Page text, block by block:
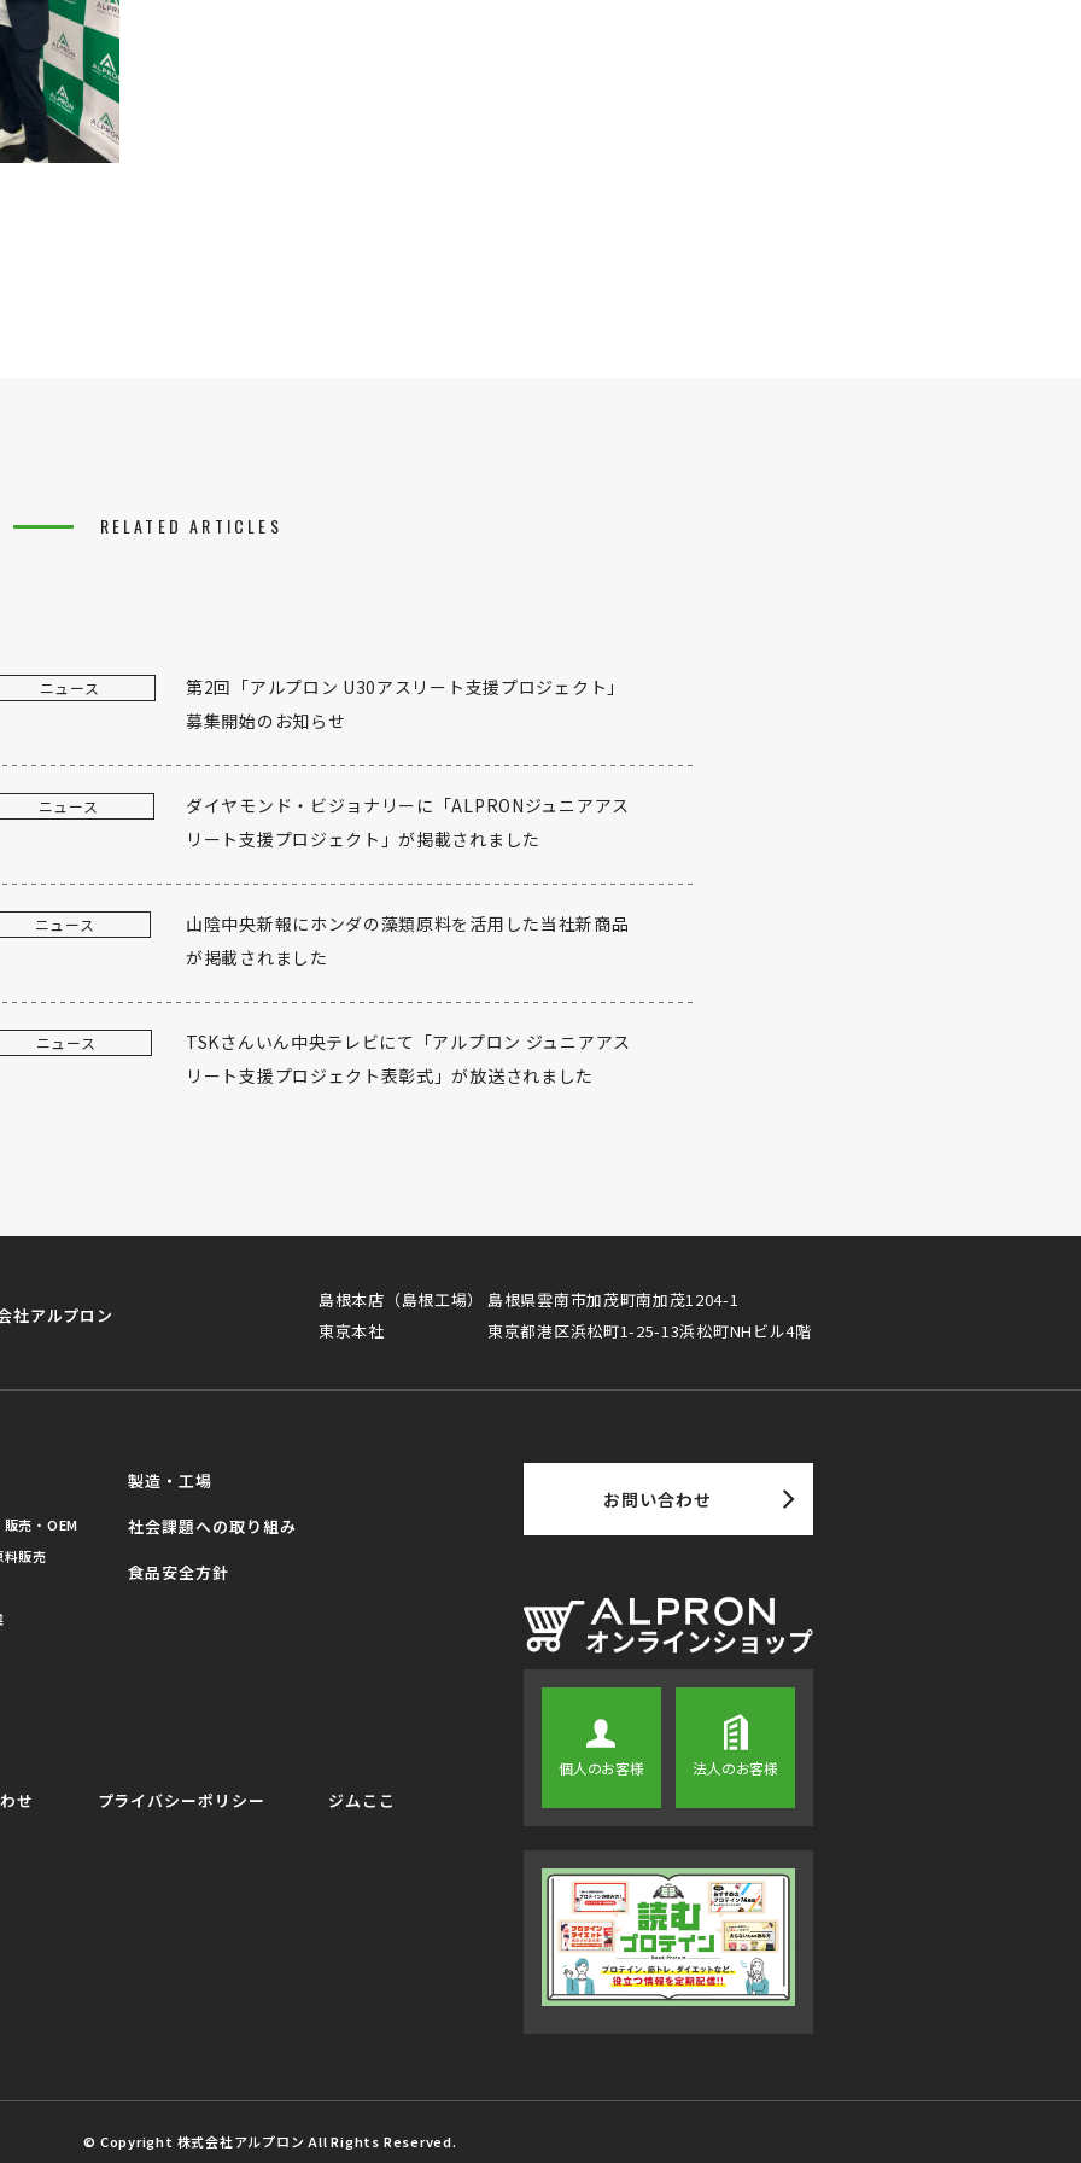
RELATED ARTICLES
ニュース
第2回「アルプロン U30アスリート支援プロジェクト」
募集開始のお知らせ
ニュース
ダイヤモンド・ビジョナリーに「ALPRONジュニアアス
リート支援プロジェクト」が掲載されました
ニュース
山陰中央新報にホンダの藻類原料を活用した当社新商品
が掲載されました
ニュース
TSKさんいん中央テレビにて「アルプロン ジュニアアス
リート支援プロジェクト表彰式」が放送されました
社アルプロン
島根本店（島根工場）
島根県雲南市加茂町南加茂1204-1
東京本社
東京都港区浜松町1-25-13浜松町NHビル4階
売・OEM
販売
製造・工場
社会課題への取り組み
食品安全方針
せ プライバシーポリシー ジムここ
お問い合わせ
個人のお客様 法人のお客様
© Copyright 株式会社アルプロン All Rights Reserved.